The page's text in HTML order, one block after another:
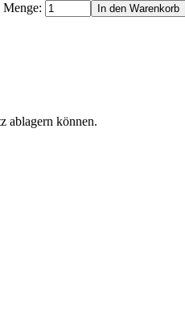
Menge:
ablagern können.